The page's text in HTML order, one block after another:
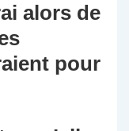
alors de
pour